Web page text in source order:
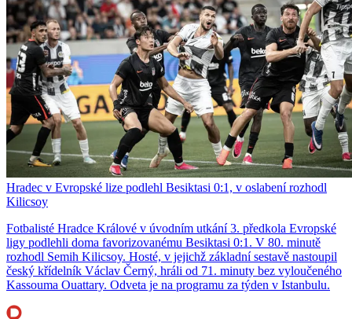
Hradec v Evropské lize podlehl Besiktasi 0:1, v oslabení rozhodl
Kilicsoy
Fotbalisté Hradce Králové v úvodním utkání 3. předkola Evropské
ligy podlehli doma favorizovanému Besiktasi 0:1. V 80. minutě
rozhodl Semih Kilicsoy. Hosté, v jejichž základní sestavě nastoupil
český křídelník Václav Černý, hráli od 71. minuty bez vyloučeného
Kassouma Ouattary. Odveta je na programu za týden v Istanbulu.